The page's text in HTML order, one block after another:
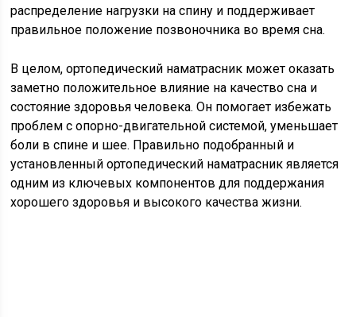
распределение нагрузки на спину и поддерживает
правильное положение позвоночника во время сна.
В целом, ортопедический наматрасник может оказать
заметно положительное влияние на качество сна и
состояние здоровья человека. Он помогает избежать
проблем с опорно-двигательной системой, уменьшает
боли в спине и шее. Правильно подобранный и
установленный ортопедический наматрасник является
одним из ключевых компонентов для поддержания
хорошего здоровья и высокого качества жизни.